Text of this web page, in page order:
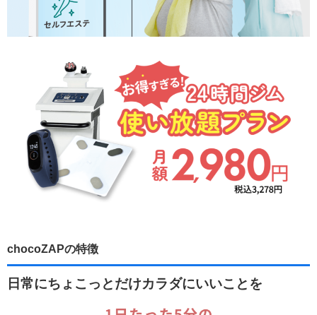
chocoZAPの特徴
日常にちょこっとだけカラダにいいことを